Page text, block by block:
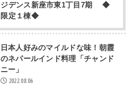
ジデンス新座市東1丁目7期 ◆
限定１棟◆
日本人好みのマイルドな味！朝霞
のネパールインド料理「チャンド
ニー」
2022.08.06